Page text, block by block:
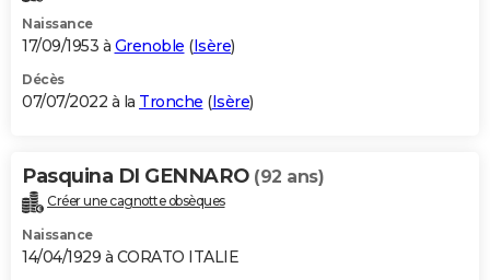
Naissance
17/09/1953 à Grenoble (Isère)
Décès
07/07/2022 à la Tronche (Isère)
Pasquina DI GENNARO (92 ans)
Créer une cagnotte obsèques
Naissance
14/04/1929 à CORATO ITALIE